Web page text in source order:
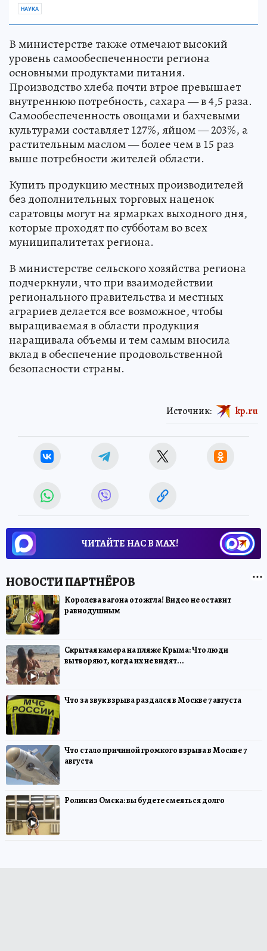
НАУКА
В министерстве также отмечают высокий
уровень самообеспеченности региона
основными продуктами питания.
Производство хлеба почти втрое превышает
внутреннюю потребность, сахара — в 4,5 раза.
Самообеспеченность овощами и бахчевыми
культурами составляет 127%, яйцом — 203%, а
растительным маслом — более чем в 15 раз
выше потребности жителей области.
Купить продукцию местных производителей
без дополнительных торговых наценок
саратовцы могут на ярмарках выходного дня,
которые проходят по субботам во всех
муниципалитетах региона.
В министерстве сельского хозяйства региона
подчеркнули, что при взаимодействии
регионального правительства и местных
аграриев делается все возможное, чтобы
выращиваемая в области продукция
наращивала объемы и тем самым вносила
вклад в обеспечение продовольственной
безопасности страны.
Источник: kp.ru
ЧИТАЙТЕ НАС В МАХ!
Королева вагона отожгла! Видео не оставит
равнодушным
Скрытая камера на пляже Крыма: Что люди
вытворяют, когда их не видят...
Что за звук взрыва раздался в Москве 7 августа
Что стало причиной громкого взрыва в Москве 7
августа
Ролик из Омска: вы будете смеяться долго